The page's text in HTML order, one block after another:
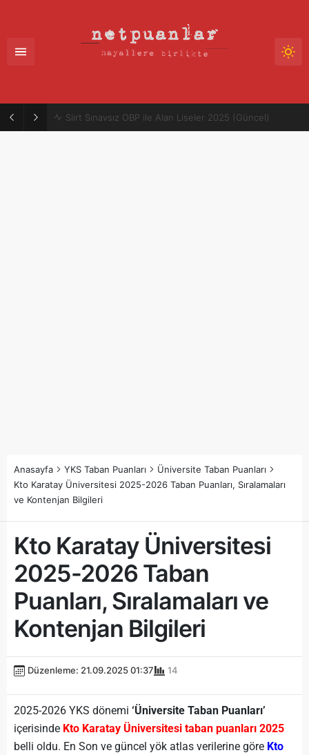
Mütercim Atama Puanları 2025-2026 | Merkezi Atama
Anasayfa YKS Taban Puanları
Üniversite Taban Puanları
Kto Karatay Üniversitesi 2025-2026 Taban Puanları, Sıralamaları
ve Kontenjan Bilgileri
Kto Karatay Üniversitesi
2025-2026 Taban
Puanları, Sıralamaları ve
Kontenjan Bilgileri
Düzenleme: 21.09.2025 01:37 14
2025-2026 YKS dönemi ‘Üniversite Taban Puanları’
içerisinde Kto Karatay Üniversitesi taban puanları 2025
belli oldu. En Son ve güncel yök atlas verilerine göre Kto